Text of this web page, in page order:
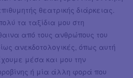
θεατρικής διάρκειας.
τα ταξίδια μου στη
από τους ανθρώπους του
ανεκδοτολογικές, όπως αυτή
μέσα και μου την
ή μία άλλη φορά που